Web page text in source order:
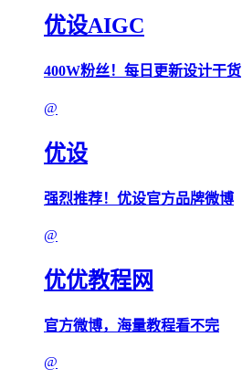
优设AIGC
400W粉丝！每日更新设计干货
@
优设
强烈推荐！优设官方品牌微博
@
优优教程网
官方微博，海量教程看不完
@